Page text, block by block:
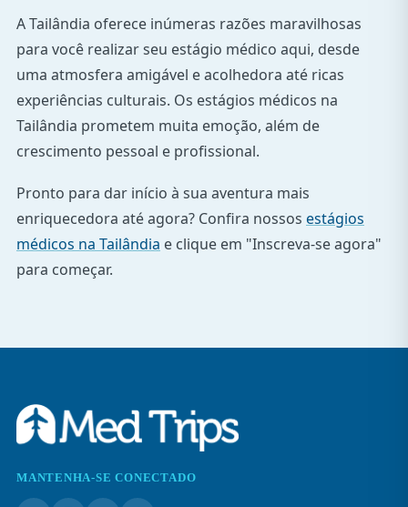
A Tailândia oferece inúmeras razões maravilhosas
para você realizar seu estágio médico aqui, desde
uma atmosfera amigável e acolhedora até ricas
experiências culturais. Os estágios médicos na
Tailândia prometem muita emoção, além de
crescimento pessoal e profissional.
Pronto para dar início à sua aventura mais
enriquecedora até agora? Confira nossos estágios
médicos na Tailândia e clique em "Inscreva-se agora"
para começar.
MANTENHA-SE CONECTADO